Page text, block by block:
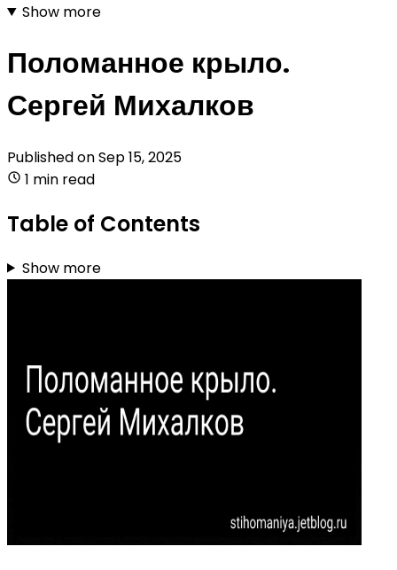
Show more
Поломанное крыло.
Сергей Михалков
Published onSep 15, 2025
1 min read
Table of Contents
Show more